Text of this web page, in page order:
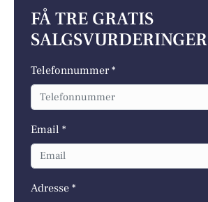
FÅ TRE GRATIS
SALGSVURDERINGER
Telefonnummer *
Email *
Adresse *